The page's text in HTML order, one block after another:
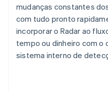
mudanças constantes
com tudo pronto
incorporar o Radar ao
tempo ou dinheiro com o
sistema interno de